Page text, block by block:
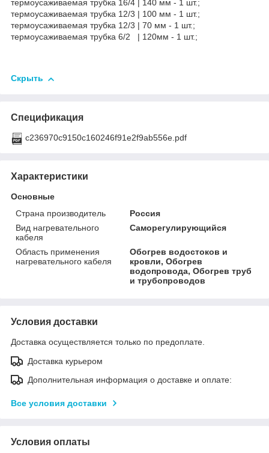
термоусаживаемая трубка 16/4 | 140 мм - 1 шт.;
термоусаживаемая трубка 12/3 | 100 мм - 1 шт.;
термоусаживаемая трубка 12/3 | 70 мм - 1 шт.;
термоусаживаемая трубка 6/2 | 120мм - 1 шт.;
Скрыть
Спецификация
c236970c9150c160246f91e2f9ab556e.pdf
Характеристики
Основные
Страна производитель
Россия
Вид нагревательного
кабеля
Саморегулирующийся
Область применения
нагревательного кабеля
Обогрев водостоков и
кровли, Обогрев
водопровода, Обогрев труб
и трубопроводов
Условия доставки
Доставка осуществляется только по предоплате.
Доставка курьером
Дополнительная информация о доставке и оплате:
Все условия доставки
Условия оплаты